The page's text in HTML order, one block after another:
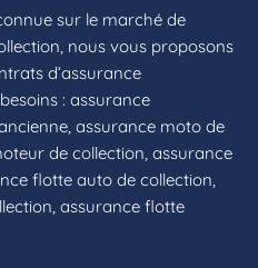
sur le marché de
nous vous proposons
d’assurance
: assurance
assurance moto de
de collection, assurance
flotte auto de collection,
assurance flotte